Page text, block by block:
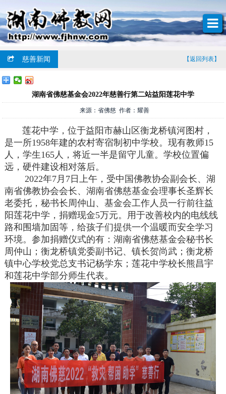
慈善新闻 【返回列表】
湖南省佛慈基金会2022年慈善行第二站益阳莲花中学
来源：省佛慈 作者：耀善
莲花中学，位于益阳市赫山区衡龙桥镇河图村，
是一所1958年建的农村寄宿制初中学校。现有教师15
人，学生165人，将近一半是留守儿童。学校位置偏
远，硬件建设相对落后。
2022年7月7日上午，受中国佛教协会副会长、湖
南省佛教协会会长、湖南省佛慈基金会理事长圣辉长
老委托，秘书长周仲山、基金会工作人员一行前往益
阳莲花中学，捐赠现金5万元。用于改善校内的电线线
路和围墙加固等，给孩子们提供一个温暖而安全学习
环境。参加捐赠仪式的有：湖南省佛慈基金会秘书长
周仲山；衡龙桥镇党委副书记、镇长贺尚武；衡龙桥
镇中心学校党总支书记杨学东；莲花中学校长熊昌宇
和莲花中学部分师生代表。